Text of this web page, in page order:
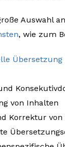
Auswahl an
, wie zum
Übersetzung
von Inhalten
Korrektur von